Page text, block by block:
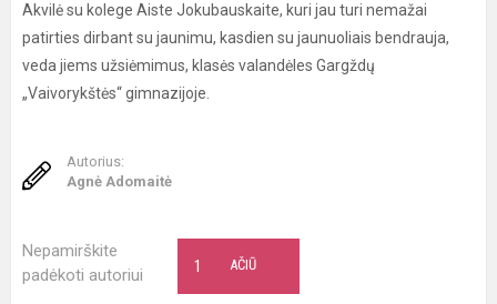
Akvilė su kolege Aiste Jokubauskaite, kuri jau turi nemažai
patirties dirbant su jaunimu, kasdien su jaunuoliais bendrauja,
veda jiems užsiėmimus, klasės valandėles Gargždų
„Vaivorykštės“ gimnazijoje.
Autorius:
Agnė Adomaitė
Nepamirškite
padėkoti autoriui
AČIŪ
1